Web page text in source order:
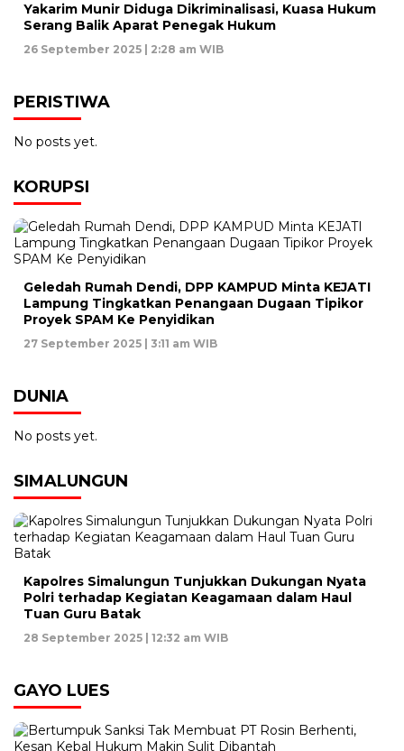
Yakarim Munir Diduga Dikriminalisasi, Kuasa Hukum
Serang Balik Aparat Penegak Hukum
26 September 2025 | 2:28 am WIB
PERISTIWA
No posts yet.
KORUPSI
Geledah Rumah Dendi, DPP KAMPUD Minta KEJATI
Lampung Tingkatkan Penangaan Dugaan Tipikor
Proyek SPAM Ke Penyidikan
27 September 2025 | 3:11 am WIB
DUNIA
No posts yet.
SIMALUNGUN
Kapolres Simalungun Tunjukkan Dukungan Nyata
Polri terhadap Kegiatan Keagamaan dalam Haul
Tuan Guru Batak
28 September 2025 | 12:32 am WIB
GAYO LUES